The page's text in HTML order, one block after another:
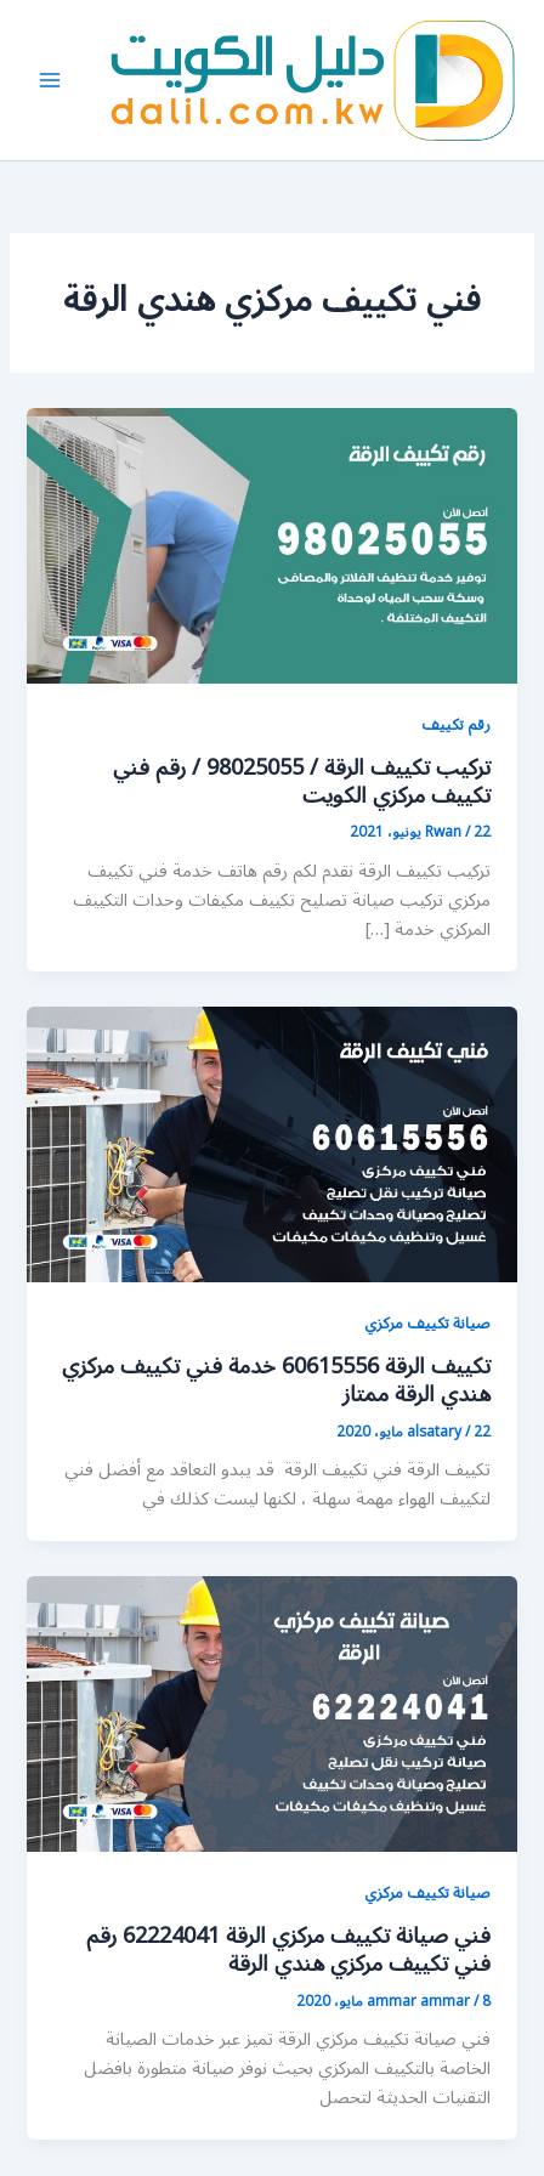
المحتوى
فني تكييف مركزي هندي الرقة
رقم تكييف
تركيب تكييف الرقة / 98025055 / رقم فني
تكييف مركزي الكويت
Rwan/22 يونيو، 2021
تركيب تكييف الرقة نقدم لكم رقم هاتف خدمة فني تكييف
مركزي تركيب صيانة تصليح تكييف مكيفات وحدات التكييف
المركزي خدمة […]
صيانة تكييف مركزي
تكييف الرقة 60615556 خدمة فني تكييف مركزي
هندي الرقة ممتاز
alsatary/22 مايو، 2020
تكييف الرقة فني تكييف الرقة قد يبدو التعاقد مع أفضل فني
لتكييف الهواء مهمة سهلة ، لكنها ليست كذلك في
صيانة تكييف مركزي
فني صيانة تكييف مركزي الرقة 62224041 رقم
فني تكييف مركزي هندي الرقة
ammar ammar/8 مايو، 2020
فني صيانة تكييف مركزي الرقة تميز عبر خدمات الصيانة
الخاصة بالتكييف المركزي بحيث نوفر صيانة متطورة بافضل
التقنيات الحديثة لتحصل